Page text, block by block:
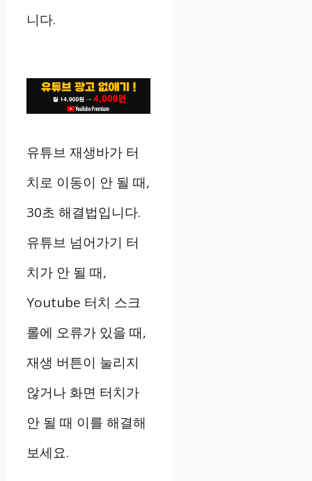
니다.
유튜브 재생바가 터
치로 이동이 안 될 때,
30초 해결법입니다.
유튜브 넘어가기 터
치가 안 될 때,
Youtube 터치 스크
롤에 오류가 있을 때,
재생 버튼이 눌리지
않거나 화면 터치가
안 될 때 이를 해결해
보세요.